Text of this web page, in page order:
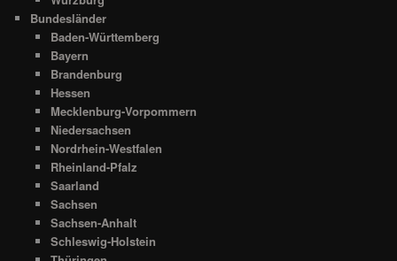
Bundesländer
Baden-Württemberg
Bayern
Brandenburg
Hessen
Mecklenburg-Vorpommern
Niedersachsen
Nordrhein-Westfalen
Rheinland-Pfalz
Saarland
Sachsen
Sachsen-Anhalt
Schleswig-Holstein